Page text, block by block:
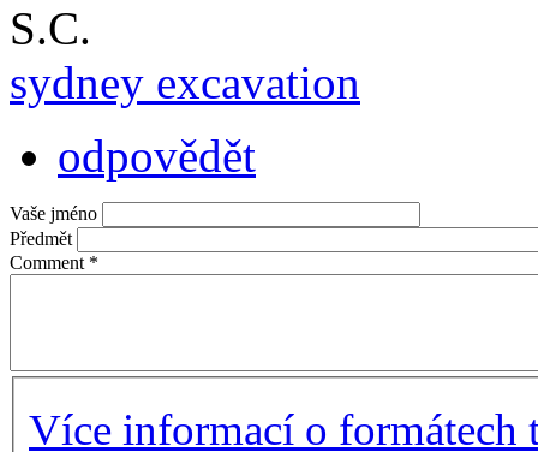
S.C.
sydney excavation
odpovědět
Vaše jméno
Předmět
Comment *
Více informací o formátech